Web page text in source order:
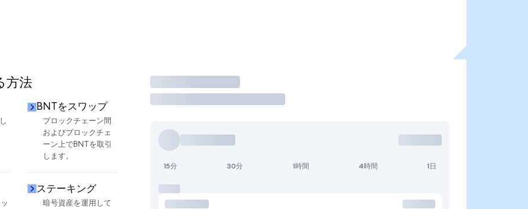
法
BNTをスワップ
ブロックチェーン間
およびブロックチェ
ーン上でBNTを取引
します。
ステーキング
暗号資産を運用して
取引
15分 30分 1時間 4時間 1日